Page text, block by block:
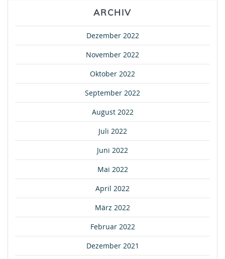
ARCHIV
Dezember 2022
November 2022
Oktober 2022
September 2022
August 2022
Juli 2022
Juni 2022
Mai 2022
April 2022
März 2022
Februar 2022
Dezember 2021